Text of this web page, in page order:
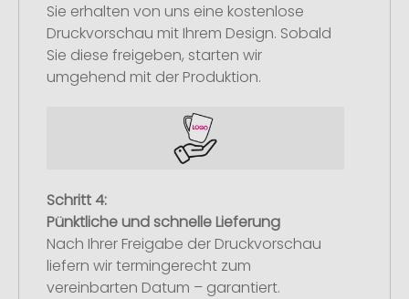
Sie erhalten von uns eine kostenlose
Druckvorschau mit Ihrem Design. Sobald
Sie diese freigeben, starten wir
umgehend mit der Produktion.
Schritt 4:
Pünktliche und schnelle Lieferung
Nach Ihrer Freigabe der Druckvorschau
liefern wir termingerecht zum
vereinbarten Datum – garantiert.